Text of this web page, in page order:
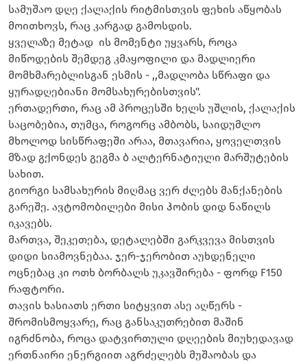
სამუშაო დღე ქალაქის რიტმისთვის ფეხის აწყობას
მოითხოვს, რაც კარგად გამოსდის.
ყველაზე მეტად ის მომენტი უყვარს, როცა
მიწოდების შემდეგ კმაყოფილი და მადლიერი
მომხმარებლისგან ესმის - ,,მადლობა სწრაფი და
ყურადღებიანი მომსახურებისთვის".
ერთადერთი, რაც ამ პროცესში ხელს უშლის, ქალაქის
საცობებია, თუმცა, როგორც ამბობს, საიდუმლო
მხოლოდ სისწრაფეში არაა, მთავარია, ყოველთვის
მზად გქონდეს გეგმა ბ ალტერნატიული მარშუტების
სახით.
გიორგი სამსახურის მიღმაც ვერ ძლებს მანქანების
გარეშე. ავტომობილები მისი ჰობის დიდ ნაწილს
იკავებს.
მართვა, შეკეთება, დეტალებში გარკვევა მისთვის
დიდი სიამოვნებაა. ჯერ-ჯერობით აუხდენელი
ოცნებაც კი ოთხ ბორბალს უკავშირება - ფორდ F150
რაფტორი.
თავის ხასიათს ერთი სიტყვით ასე აღწერს -
შრომისმოყვარე, რაც განსაკუთრებით მაშინ
იგრძნობა, როცა დატვირთული დღეების მიუხედავად
ერთნაირი ენერგიით აგრძელებს მუშაობას და